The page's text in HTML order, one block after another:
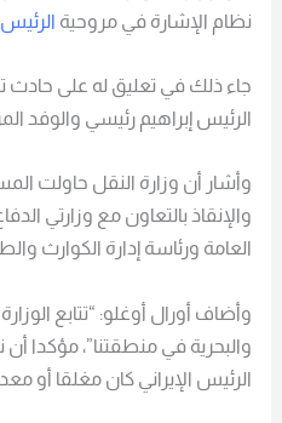
نظام الإشارة في مروحية الرئيس
جاء ذلك في تعليق له على حادث
الرئيس إبراهيم رئيسي والوفد
وأشار أن وزارة النقل حاولت
والإنقاذ بالتعاون مع وزارتي
العامة ورئاسة إدارة الكوارث
وأضاف أورال أوغلو: “تتابع
والبحرية في منطقتنا”، مؤكدا
الرئيس الإيراني كان مغلقا أو